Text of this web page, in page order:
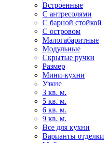
Встроенные
С антресолями
С барной стойкой
С островом
Малогабаритные
Модульные
Скрытые ручки
Размер
Мини-кухни
Узкие
3 кв. м.
5 кв. м.
6 кв. м.
9 кв. м.
Все для кухни
Варианты отделки